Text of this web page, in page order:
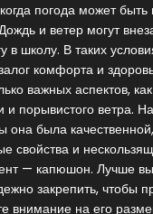
погода может
и ветер могут
в школу. В таких
комфорта и
важных аспектов,
и порывистого ветра.
она была
свойства и
— капюшон. Лучше
закрепить, чтобы
внимание на его